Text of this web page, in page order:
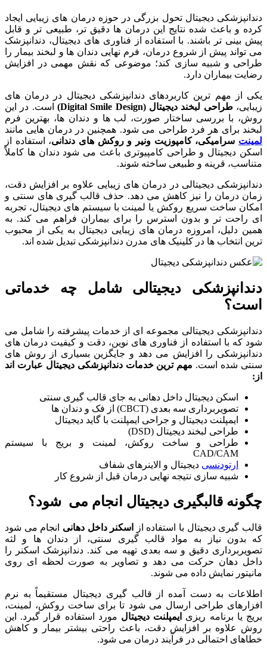
دندانپزشکی دیجیتال تحول بزرگی در حوزه درمان های زیبایی ایجاد
کرده و باعث شده نتایج این درمان ها دقیق تر، طبیعی تر و قابل
پیش بینی تر باشند. با استفاده از فناوری های دیجیتال، دندانپزشک
می تواند پیش از شروع درمان، فرم نهایی دندان ها و لبخند بیمار را
طراحی و شبیه سازی کند؛ موضوعی که نقش مهمی در افزایش
رضایت بیماران دارد.
یکی از مهم ترین کاربردهای دندانپزشکی دیجیتال در درمان های
زیبایی،طراحی لبخند دیجیتال (Digital Smile Design)
است. در این
روش، با بررسی ساختار صورت، لب ها و دندان ها، بهترین فرم
لبخند برای هر فرد طراحی می شود. همچنین در درمان هایی مانند
لمینت سرامیکی، کامپوزیت ونیر و روکش های دندانی، استفاده از
اسکن دیجیتال و طراحی کامپیوتری باعث می شود دندان ها کاملاً
متناسب، قرینه و طبیعی ساخته شوند.
دندانپزشکی دیجیتالی در درمان های زیبایی علاوه بر افزایش دقت،
زمان درمان را نیز کاهش می دهد. حذف قالب گیری های سنتی و
امکان ساخت سریع روکش یا لمینت با سیستم های دیجیتال، تجربه
ای راحت تر و بدون استرس را برای بیماران فراهم می کند. به
همین دلیل، امروزه درمان های زیبایی دیجیتال به یکی از محبوب
ترین انتخاب ها در کلینیک های مدرن دندانپزشکی تبدیل شده اند.
دندانپزشکی دیجیتالی شامل چه خدماتی
است؟
دندانپزشکی دیجیتالی مجموعه ای از خدمات پیشرفته را شامل می
شود که با استفاده از فناوری های نوین، دقت و کیفیت درمان های
دندانپزشکی را افزایش می دهد و جایگزین بسیاری از روش های
سنتی شده است. مهم ترین خدمات دندانپزشکی دیجیتال عبارت اند
از :
اسکن دیجیتال داخل دهانی به جای قالب گیری سنتی
تصویربرداری سه بعدی (CBCT) از فک و دندان ها
ایمپلنت دیجیتال و جراحی ایمپلنت با گاید دیجیتال
طراحی لبخند دیجیتال (DSD)
طراحی و ساخت روکش، لمینت و بریج با سیستم
CAD/CAM
ارتودنسی دیجیتال و الاینرهای شفاف
شبیه سازی نتیجه نهایی درمان قبل از شروع کار
چگونه قالبگیری دیجیتال انجام می شود؟
قالب گیری دیجیتال با استفاده از اسکنر داخل دهانی انجام می شود
که بدون نیاز به مواد قالب گیری سنتی، از دندان ها و لثه
تصویربرداری دقیق و سه بعدی تهیه می کند. دندانپزشک اسکنر را
داخل دهان حرکت می دهد و تصاویر به صورت لحظه ای روی
مانیتور نمایش داده می شوند.
اطلاعات به دست آمده از قالب گیری دیجیتال مستقیماً به نرم
افزارهای طراحی ارسال می شود تا برای ساخت روکش، لمینت،
بریج یا برنامه ریزی
ایمپلنت دیجیتال مورد استفاده قرار گیرد. این
روش علاوه بر افزایش دقت، باعث راحتی بیشتر بیمار و کاهش
خطاهای احتمالی در فرآیند درمان می شود.